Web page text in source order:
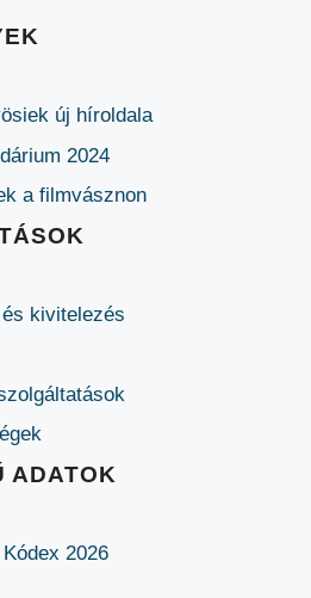
új híroldala
2024
a filmvásznon
kivitelezés
ADATOK
2026